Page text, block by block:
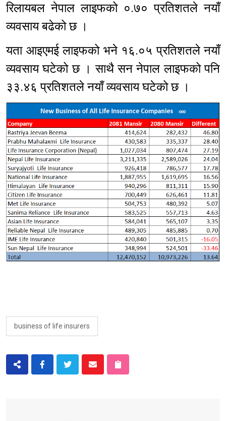
रिलायबल नेपाल लाइफको ०.७० प्रतिशतले नयाँ
व्यवसाय बढेको छ ।
यता आइएमई लाइफको भने १६.०५ प्रतिशतले नयाँ
व्यवसाय घटेको छ । साथै सन नेपाल लाइफको पनि
३३.४६ प्रतिशतले नयाँ व्यवसाय घटेको छ ।
business of life insurers